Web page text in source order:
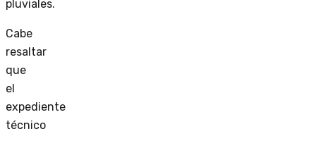
pluviales.
Cabe
resaltar
que
el
expediente
técnico